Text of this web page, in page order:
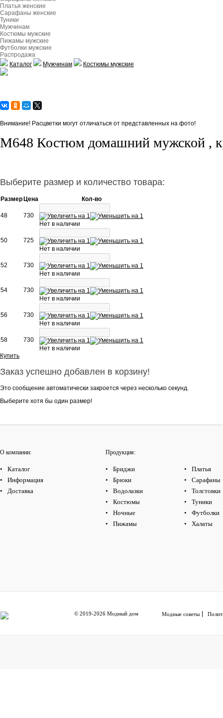
Платья женские
Сарафаны женские
Туники
Мужчинам
Костюмы мужские
Пижамы мужские
Футболки мужские
Распродажа
Каталог
Мужчинам Костюмы мужские
Внимание! Расцветки могут отличаться от представленных на фото!
М648 Костюм домашний мужской ,
Выберите размер и количество товара:
Размер Цена Кол-во
48
730
Нет в наличии
50
725
Нет в наличии
52
730
Нет в наличии
54
730
Нет в наличии
56
730
Нет в наличии
58
730
Нет в наличии
Купить
Заказ успешно добавлен в корзину!
Это сообщение автоматически закроется через несколько секунд.
Выберите хотя бы один размер!
О компании:
Каталог
Информация
Доставка
Продукция:
Бриджи
Брюки
Водолазки
Костюмы
Ночные
Пижамы
Платья
Сарафаны
Толстовки
Туники
Футболки
Халаты
© 2019-2026 Модный дом Модные советы